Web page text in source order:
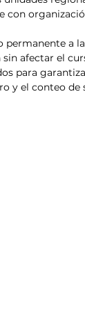
a
afectar el
para
y el conteo de